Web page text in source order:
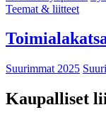
Teemat & liitteet
Suurimmat 2025
Kaupalliset